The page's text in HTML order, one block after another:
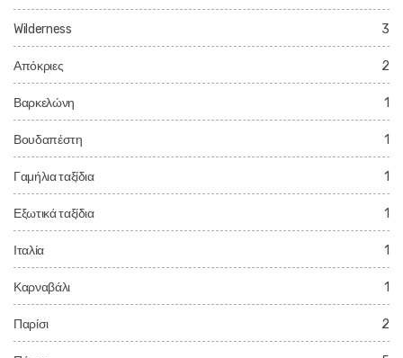
Wilderness 3
Απόκριες 2
Βαρκελώνη 1
Βουδαπέστη 1
Γαμήλια ταξίδια 1
Εξωτικά ταξίδια 1
Ιταλία 1
Καρναβάλι 1
Παρίσι 2